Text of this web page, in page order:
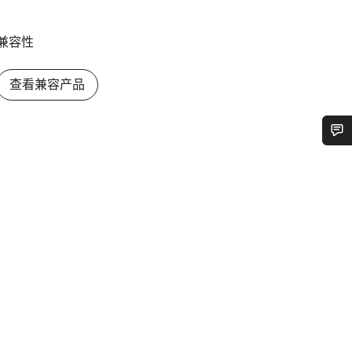
容性
查看兼容产品